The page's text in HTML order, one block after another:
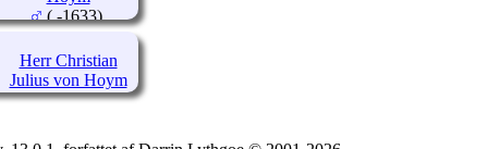
( -1633)
Herr Christian
Julius von Hoym
(1586-1656)